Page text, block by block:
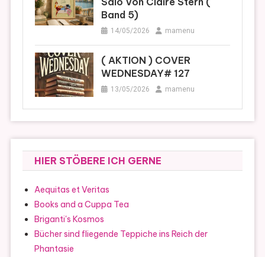
Band 5)
14/05/2026 mamenu
( AKTION ) COVER
WEDNESDAY# 127
13/05/2026 mamenu
HIER STÖBERE ICH GERNE
Aequitas et Veritas
Books and a Cuppa Tea
Briganti's Kosmos
Bücher sind fliegende Teppiche ins Reich der
Phantasie